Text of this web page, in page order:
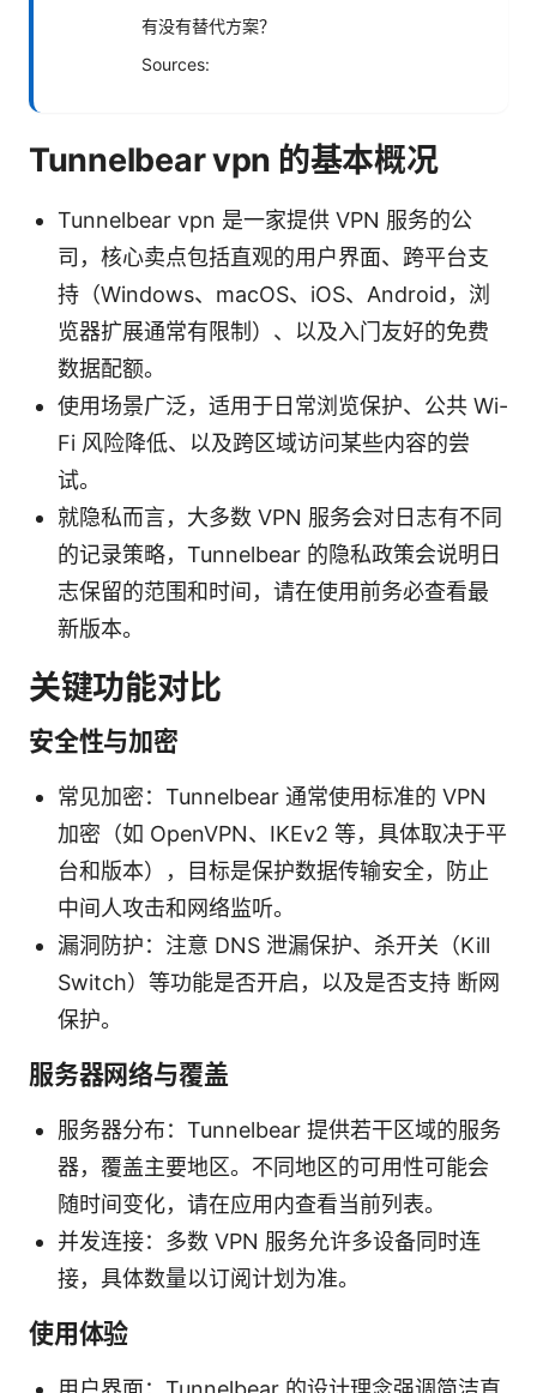
有没有替代方案？
Sources:
Tunnelbear vpn 的基本概况
Tunnelbear vpn 是一家提供 VPN 服务的公
司，核心卖点包括直观的用户界面、跨平台支
持（Windows、macOS、iOS、Android，浏
览器扩展通常有限制）、以及入门友好的免费
数据配额。
使用场景广泛，适用于日常浏览保护、公共 Wi-
Fi 风险降低、以及跨区域访问某些内容的尝
试。
就隐私而言，大多数 VPN 服务会对日志有不同
的记录策略，Tunnelbear 的隐私政策会说明日
志保留的范围和时间，请在使用前务必查看最
新版本。
关键功能对比
安全性与加密
常见加密：Tunnelbear 通常使用标准的 VPN
加密（如 OpenVPN、IKEv2 等，具体取决于平
台和版本），目标是保护数据传输安全，防止
中间人攻击和网络监听。
漏洞防护：注意 DNS 泄漏保护、杀开关（Kill
Switch）等功能是否开启，以及是否支持 断网
保护。
服务器网络与覆盖
服务器分布：Tunnelbear 提供若干区域的服务
器，覆盖主要地区。不同地区的可用性可能会
随时间变化，请在应用内查看当前列表。
并发连接：多数 VPN 服务允许多设备同时连
接，具体数量以订阅计划为准。
使用体验